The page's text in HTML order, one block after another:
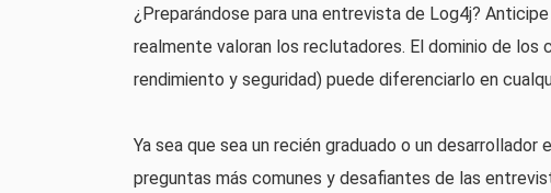
¿Preparándose para una entrevista de Log4j?
realmente valoran los reclutadores. El dominio de
rendimiento y seguridad) puede diferenciarlo en
Ya sea que sea un recién graduado o un
preguntas más comunes y desafiantes de las